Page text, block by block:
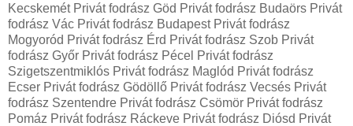
Kecskemét Privát fodrász Göd Privát fodrász Budaörs Privát
fodrász Vác Privát fodrász Budapest Privát fodrász
Mogyoród Privát fodrász Érd Privát fodrász Szob Privát
fodrász Győr Privát fodrász Pécel Privát fodrász
Szigetszentmiklós Privát fodrász Maglód Privát fodrász
Ecser Privát fodrász Gödöllő Privát fodrász Vecsés Privát
fodrász Szentendre Privát fodrász Csömör Privát fodrász
Pomáz Privát fodrász Ráckeve Privát fodrász Diósd Privát